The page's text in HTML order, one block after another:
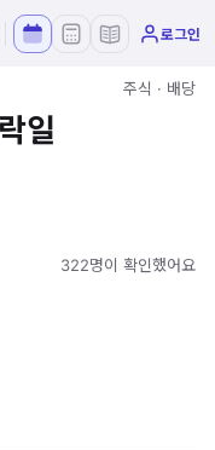
로그인
주식 · 배당
일
322명이 확인했어요